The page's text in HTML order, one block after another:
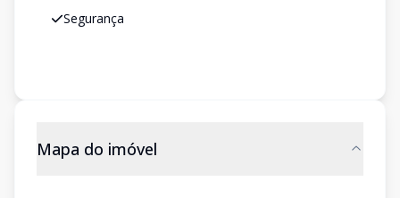
Segurança
Mapa do imóvel